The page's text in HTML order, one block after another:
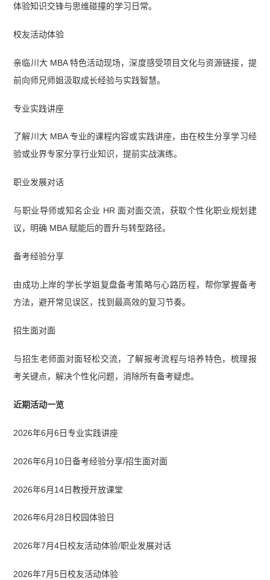
体验知识交锋与思维碰撞的学习日常。
校友活动体验
亲临川大 MBA 特色活动现场，深度感受项目文化与资源链接，提
前向师兄师姐汲取成长经验与实践智慧。
专业实践讲座
了解川大 MBA 专业的课程内容或实践讲座，由在校生分享学习经
验或业界专家分享行业知识，提前实战演练。
职业发展对话
与职业导师或知名企业 HR 面对面交流，获取个性化职业规划建
议，明确 MBA 赋能后的晋升与转型路径。
备考经验分享
由成功上岸的学长学姐复盘备考策略与心路历程，帮你掌握备考
方法，避开常见误区，找到最高效的复习节奏。
招生面对面
与招生老师面对面轻松交流，了解报考流程与培养特色，梳理报
考关键点，解决个性化问题，消除所有备考疑虑。
近期活动一览
2026年6月6日专业实践讲座
2026年6月10日备考经验分享/招生面对面
2026年6月14日教授开放课堂
2026年6月28日校园体验日
2026年7月4日校友活动体验/职业发展对话
2026年7月5日校友活动体验